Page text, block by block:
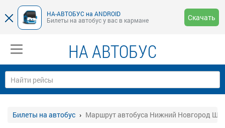
НА-АВТОБУС на ANDROID
Билеты на автобус у вас в кармане
Скачать
НА АВТОБУС
Билеты на автобус Маршрут автобуса Нижний Новгород